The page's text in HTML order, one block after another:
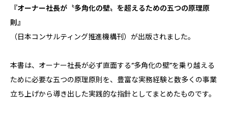
『オーナー社長が〝多角化の壁〟を超えるための五つの原理原
則』
（日本コンサルティング推進機構刊）が出版されました。
本書は、オーナー社長が必ず直面する“多角化の壁”を乗り越える
ために必要な五つの原理原則を、豊富な実務経験と数多くの事業
立ち上げから導き出した実践的な指針としてまとめたものです。